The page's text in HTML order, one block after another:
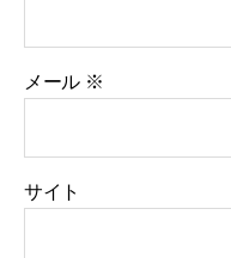
メール ※
サイト